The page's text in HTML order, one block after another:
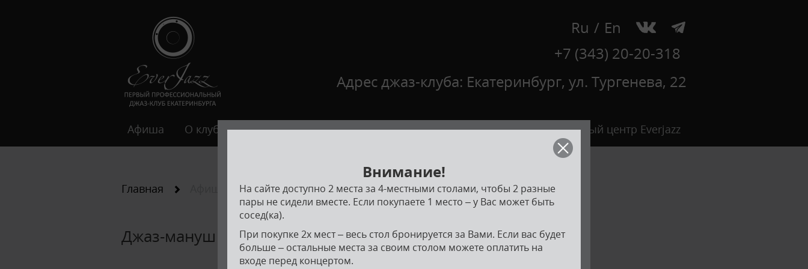
+7 (343) 20-20-318
Ru / En
Адрес джаз-клуба: Екатеринбург, ул. Тургенева, 22
Афиша О клубе Галерея Подарочные сертификаты Музыканты Джазовый центр Everjazz
Главная
Джаз-мануш — Ансамбль Twinkle Band
Внимание!
На сайте доступно 2 места за 4-местными столами, чтобы 2 разные
пары не сидели вместе. Если покупаете 1 место – у Вас может быть
сосед(ка).
При покупке 2х мест – весь стол бронируется за Вами. Если вас будет
больше – остальные места за своим столом можете оплатить на
входе перед концертом.